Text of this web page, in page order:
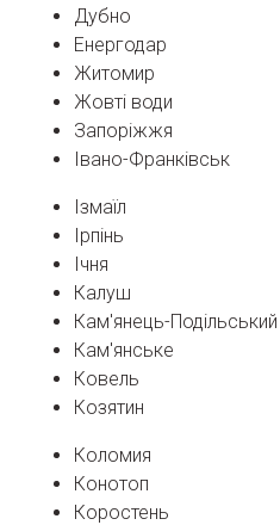
Дубно
Енергодар
Житомир
Жовті води
Запоріжжя
Івано-Франківськ
Ізмаїл
Ірпінь
Ічня
Калуш
Кам'янець-Подільський
Кам'янське
Ковель
Козятин
Коломия
Конотоп
Коростень